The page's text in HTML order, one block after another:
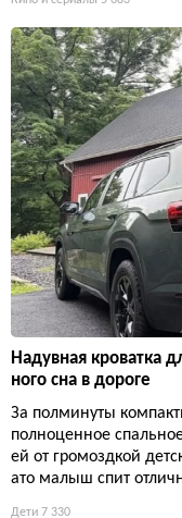
Надувная кроватка
ного сна в дороге
За полминуты
полноценное
ей от громоздкой
ато малыш спит
Дети 7 330